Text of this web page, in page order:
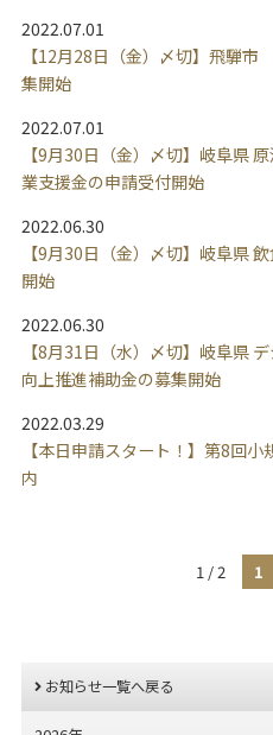
2022.07.01
【12月28日（金）〆切】飛騨
集開始
2022.07.01
【9月30日（金）〆切】岐阜県
業支援金の申請受付開始
2022.06.30
【9月30日（金）〆切】岐阜県
開始
2022.06.30
【8月31日（水）〆切】岐阜県
向上推進補助金の募集開始
2022.03.29
【本日申請スタート！】第8回
内
1 / 2 1
お知らせ一覧へ戻る